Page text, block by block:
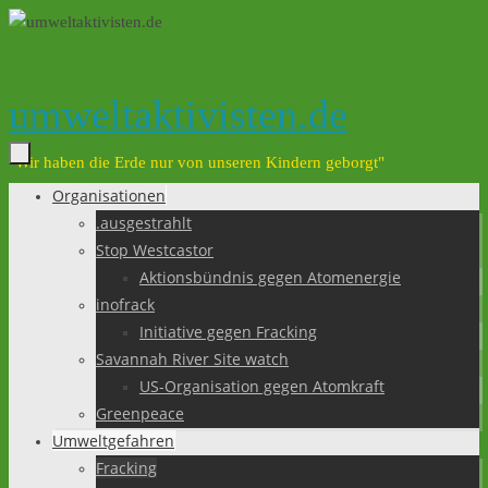
Zum
umweltaktivisten.de
"Wir haben die Erde nur von unseren Kindern geborgt"
Zum
Organisationen
.ausgestrahlt
Stop Westcastor
Aktionsbündnis gegen Atomenergie
inofrack
Initiative gegen Fracking
Savannah River Site watch
US-Organisation gegen Atomkraft
Greenpeace
Umweltgefahren
Fracking